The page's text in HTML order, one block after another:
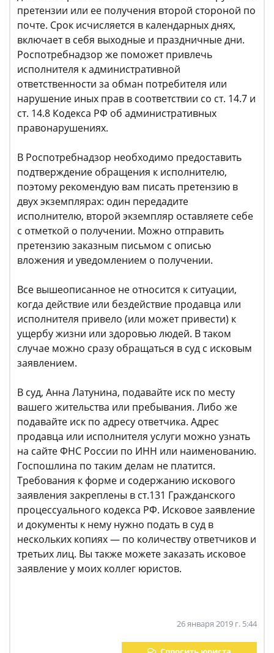
претензии или ее получения второй стороной по
почте. Срок исчисляется в календарных днях,
включает в себя выходные и праздничные дни.
Роспотребнадзор же поможет привлечь
исполнителя к административной
ответственности за обман потребителя или
нарушение иных прав в соответствии со ст. 14.7 и
ст. 14.8 Кодекса РФ об административных
правонарушениях.
В Роспотребнадзор необходимо предоставить
подтверждение обращения к исполнителю,
поэтому рекомендую вам писать претензию в
двух экземплярах: один передадите
исполнителю, второй экземпляр оставляете себе
с отметкой о получении. Можно отправить
претензию заказным письмом с описью
вложения и уведомлением о получении.
Все вышеописанное не относится к ситуации,
когда действие или бездействие продавца или
исполнителя привело (или может привести) к
ущербу жизни или здоровью людей. В таком
случае можно сразу обращаться в суд с исковым
заявлением.
В суд, Анна Латунина, подавайте иск по месту
вашего жительства или пребывания. Либо же
подавайте иск по адресу ответчика. Адрес
продавца или исполнителя услуги можно узнать
на сайте ФНС России по ИНН или наименованию.
Госпошлина по таким делам не платится.
Требования к форме и содержанию искового
заявления закреплены в ст.131 Гражданского
процессуального кодекса РФ. Исковое заявление
и документы к нему нужно подать в суд в
нескольких копиях — по количеству ответчиков и
третьих лиц. Вы также можете заказать исковое
заявление у моих коллег юристов.
26 января 2019 г. 5:44